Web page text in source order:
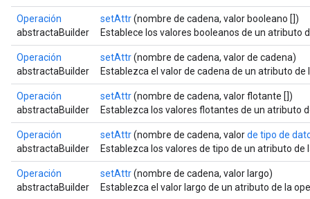
Operación
abstractaBuilder
setAttr(nombre de cadena, valor booleano [])
Establece los valores booleanos de un atributo
Operación
abstractaBuilder
setAttr(nombre de cadena, valor de cadena)
Establezca el valor de cadena de un atributo
Operación
abstractaBuilder
setAttr(nombre de cadena, valor flotante [])
Establezca los valores flotantes de un atributo
Operación
abstractaBuilder
setAttr(nombre de cadena, valorde tipo de
Establezca los valores de tipo de un atributo
Operación
abstractaBuilder
setAttr(nombre de cadena, valor largo)
Establezca el valor largo de un atributo de la